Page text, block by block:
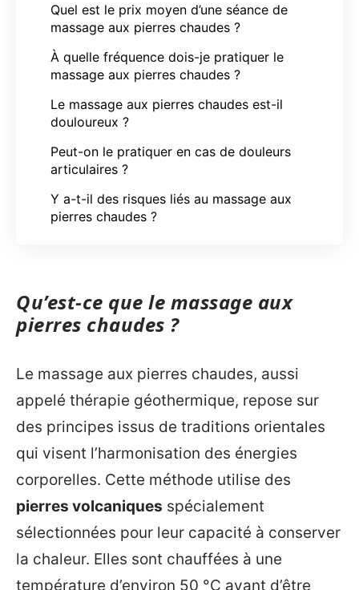
Quel est le prix moyen d’une séance de
massage aux pierres chaudes ?
À quelle fréquence dois-je pratiquer le
massage aux pierres chaudes ?
Le massage aux pierres chaudes est-il
douloureux ?
Peut-on le pratiquer en cas de douleurs
articulaires ?
Y a-t-il des risques liés au massage aux
pierres chaudes ?
Qu’est-ce que le massage aux
pierres chaudes ?
Le massage aux pierres chaudes, aussi
appelé thérapie géothermique, repose sur
des principes issus de traditions orientales
qui visent l’harmonisation des énergies
corporelles. Cette méthode utilise des
pierres volcaniques spécialement
sélectionnées pour leur capacité à conserver
la chaleur. Elles sont chauffées à une
température d’environ 50 °C avant d’être